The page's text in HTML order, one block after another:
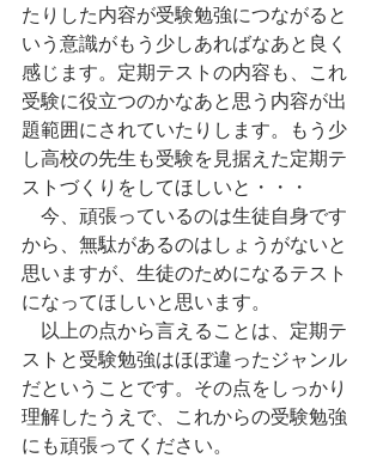
たりした内容が受験勉強につながると
いう意識がもう少しあればなあと良く
感じます。定期テストの内容も、これ
受験に役立つのかなあと思う内容が出
題範囲にされていたりします。もう少
し高校の先生も受験を見据えた定期テ
ストづくりをしてほしいと・・・
今、頑張っているのは生徒自身です
から、無駄があるのはしょうがないと
思いますが、生徒のためになるテスト
になってほしいと思います。
以上の点から言えることは、定期テ
ストと受験勉強はほぼ違ったジャンル
だということです。その点をしっかり
理解したうえで、これからの受験勉強
にも頑張ってください。